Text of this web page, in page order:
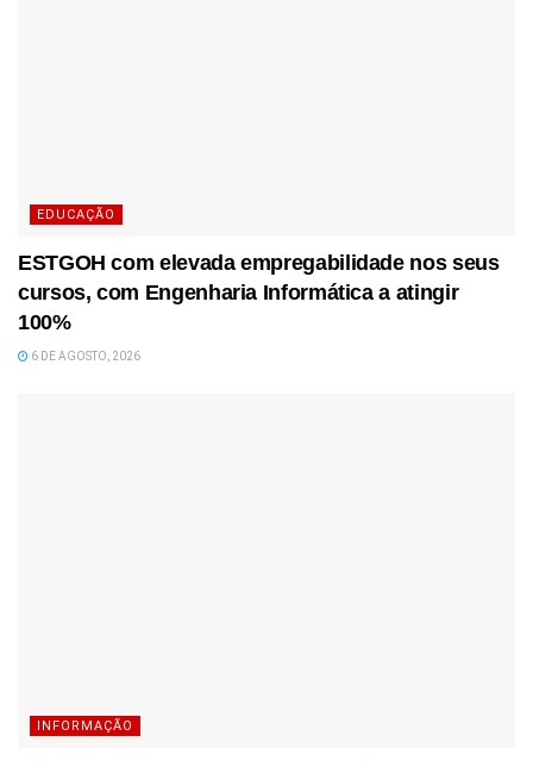
EDUCAÇÃO
ESTGOH com elevada empregabilidade nos seus
cursos, com Engenharia Informática a atingir
100%
6 DE AGOSTO, 2026
INFORMAÇÃO